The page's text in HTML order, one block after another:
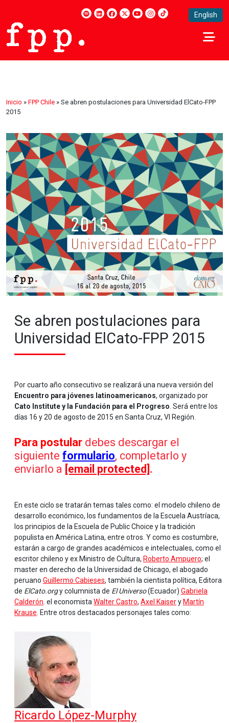
English
Inicio » FPP Chile » Se abren postulaciones para Universidad ElCato-FPP
2015
Se abren postulaciones para
Universidad ElCato-FPP 2015
Por cuarto año consecutivo se realizará una nueva versión del
Encuentro para jóvenes latinoamericanos, organizado por
Cato Institute y la Fundación para el Progreso . Será entre los
días 16 y 20 de agosto de 2015 en Santa Cruz, VI Región.
Para postular debes descargar el
siguiente formulario, completarlo y
enviarlo a [email protected] .
En este ciclo se tratarán temas tales como: el modelo chileno de
desarrollo económico, los fundamentos de la Escuela Austríaca,
los principios de la Escuela de Public Choice y la tradición
populista en América Latina, entre otros. Y como es costumbre,
estarán a cargo de grandes académicos e intelectuales, como el
escritor chileno y ex Ministro de Cultura, Roberto Ampuero; el
master en derecho de la Universidad de Chicago, el abogado
peruano Guillermo Cabieses, también la cientista política, Editora
de ElCato.orgy columnista de El Universo(Ecuador) Gabriela
Calderón . el economista Walter Castro, Axel Kaisery Martín
Krause . Entre otros destacados personajes tales como:
Ricardo López-Murphy